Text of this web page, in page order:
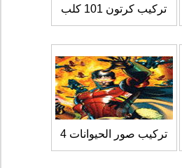
تركيب كرتون 101 كلب
تركيب صور الحيوانات 4